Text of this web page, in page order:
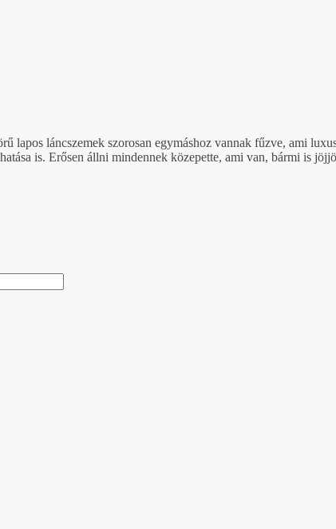
lapos láncszemek szorosan egymáshoz vannak fűzve, ami
is. Erősen állni mindennek közepette, ami van, bármi is